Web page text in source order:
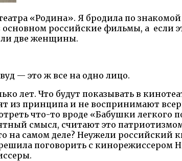
«Родина». Я бродила по
основном российские фильмы, а если
две женщины.
— это ж все на одно лицо.
лет. Что будут показывать в
принципа и не воспринимают
что-то вроде «Бабушки легкого
смысл, считают это
на самом деле? Неужели
поговорить с кинорежиссером